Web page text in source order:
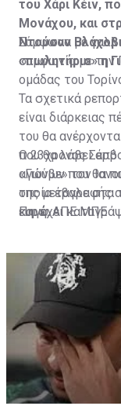
του Χάρι Κέιν,
Μονάχου, και
Ντούσαν
«πωλητήριο» η
Σύμφωνα με
συμφωνία με την
ομάδας του
Τα σχετικά
είναι διάρκειας
του θα
που θα λάβει
αγώνων που θα
της μεταγραφής
ευρώ.
Ο 23χρονος
«Γιούβε» τον
οποία έβαλε στα
και έχει
Πηγή: ΑΠΕ ΜΠΕ